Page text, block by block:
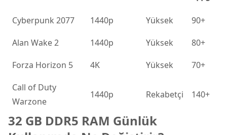
Cyberpunk 2077
1440p Yüksek
90+
Alan Wake 2
1440p Yüksek
80+
Forza Horizon 5
4K Yüksek
70+
Call of Duty
Warzone
1440p Rekabetçi 140+
32 GB DDR5 RAM Günlük